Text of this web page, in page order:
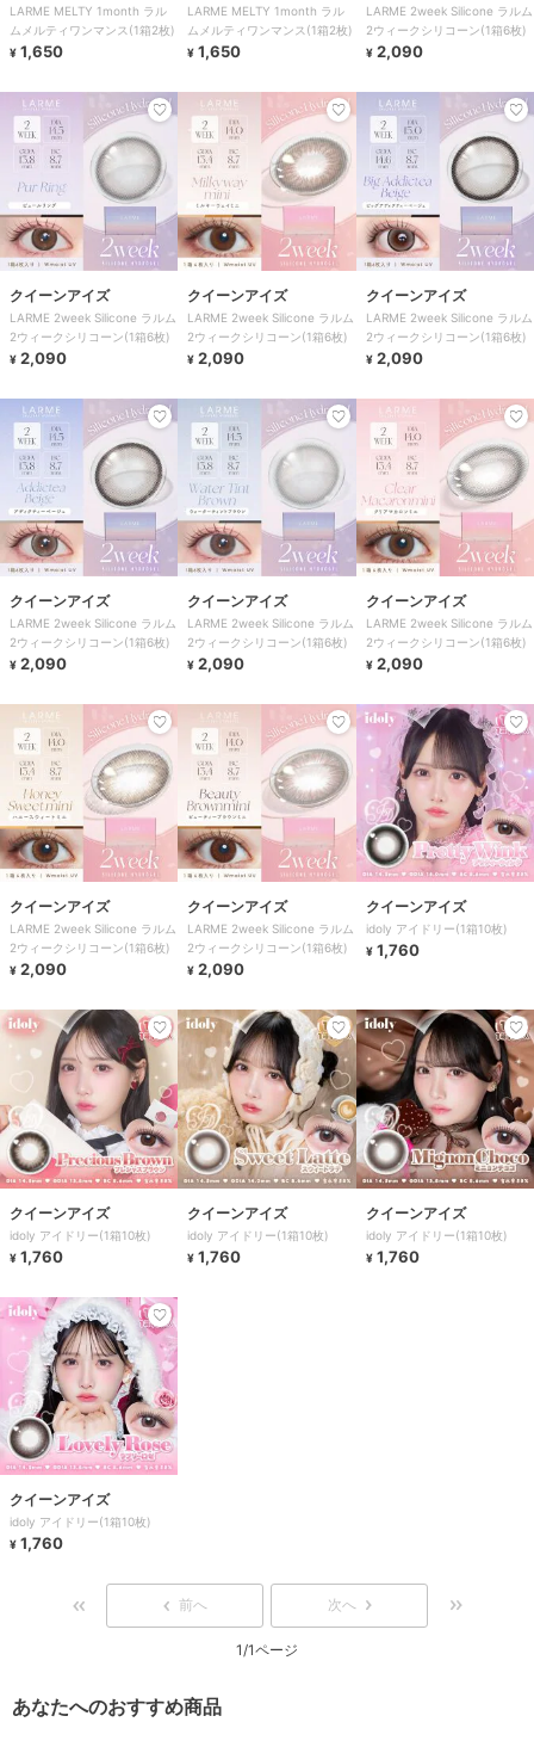
LARME MELTY 1month ラル
ムメルティワンマンス(1箱2枚)
¥ 1,650
LARME MELTY 1month ラル
ムメルティワンマンス(1箱2枚)
¥ 1,650
LARME 2week Silicone ラルム
2ウィークシリコーン(1箱6枚)
¥ 2,090
クイーンアイズ
LARME 2week Silicone ラルム
2ウィークシリコーン(1箱6枚)
¥ 2,090
クイーンアイズ
LARME 2week Silicone ラルム
2ウィークシリコーン(1箱6枚)
¥ 2,090
クイーンアイズ
LARME 2week Silicone ラルム
2ウィークシリコーン(1箱6枚)
¥ 2,090
クイーンアイズ
LARME 2week Silicone ラルム
2ウィークシリコーン(1箱6枚)
¥ 2,090
クイーンアイズ
LARME 2week Silicone ラルム
2ウィークシリコーン(1箱6枚)
¥ 2,090
クイーンアイズ
LARME 2week Silicone ラルム
2ウィークシリコーン(1箱6枚)
¥ 2,090
クイーンアイズ
LARME 2week Silicone ラルム
2ウィークシリコーン(1箱6枚)
¥ 2,090
クイーンアイズ
LARME 2week Silicone ラルム
2ウィークシリコーン(1箱6枚)
¥ 2,090
クイーンアイズ
idoly アイドリー(1箱10枚)
¥ 1,760
クイーンアイズ
idoly アイドリー(1箱10枚)
¥ 1,760
クイーンアイズ
idoly アイドリー(1箱10枚)
¥ 1,760
クイーンアイズ
idoly アイドリー(1箱10枚)
¥ 1,760
クイーンアイズ
idoly アイドリー(1箱10枚)
¥ 1,760
前へ 次へ
1/1ページ
あなたへのおすすめ商品